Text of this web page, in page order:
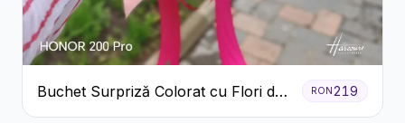
Buchet Surpriză Colorat cu Flori de
Sezon
RON 219